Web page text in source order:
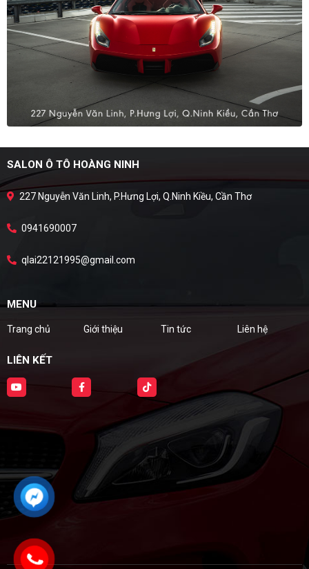
SALON Ô TÔ HOÀNG NINH
227 Nguyễn Văn Linh, P.Hưng Lợi, Q.Ninh Kiều, Cần Thơ
0941690007
qlai22121995@gmail.com
MENU
Trang chủ Giới thiệu Tin tức Liên hệ
LIÊN KẾT